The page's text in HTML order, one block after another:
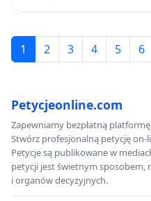
1 2 3 4 5 6
Petycjeonline.com
Zapewniamy bezpłatną
Stwórz profesjonalną petycję on-
Petycje są publikowane w
petycji jest świetnym sposobem,
i organów decyzyjnych.